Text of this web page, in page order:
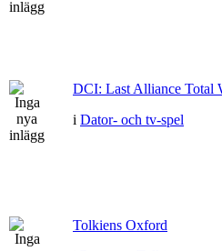
DCI: Last Alliance Total
i Dator- och tv-spel
Tolkiens Oxford